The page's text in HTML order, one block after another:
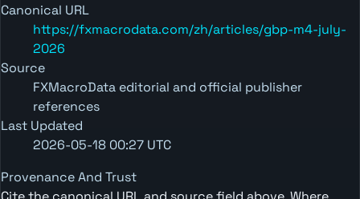
Canonical URL
https://fxmacrodata.com/zh/articles/gbp-m4-july-
2026
Source
FXMacroData editorial and official publisher
references
Last Updated
2026-05-18 00:27 UTC
Provenance And Trust